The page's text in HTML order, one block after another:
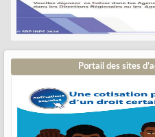
Portail des sites